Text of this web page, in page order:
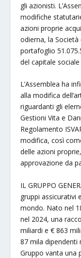
gli azionisti.
modifiche
azioni proprie
odierna, la
portafoglio
del capitale
L’Assemblea ha
alla modifica
riguardanti gli
Gestioni Vita e
Regolamento
modifica, così
delle azioni
approvazione da
IL GRUPPO
gruppi assicurativi
mondo. Nato nel
nel 2024, una
miliardi e € 863
87 mila dipendenti
Gruppo vanta una